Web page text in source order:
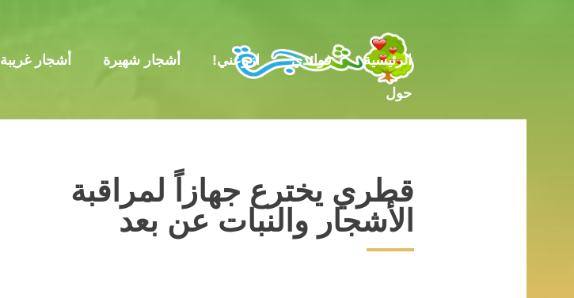
الرئيسية فوائدي ازرعني! أشجار شهيرة أشجار غريبة
حول
قطري يخترع جهازاً لمراقبة
الأشجار والنبات عن بعد